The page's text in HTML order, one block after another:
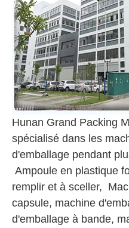
Hunan Grand Packing
spécialisé dans les
d'emballage pendant
Ampoule en plastique
remplir et à sceller,
capsule, machine
d'emballage à bande,